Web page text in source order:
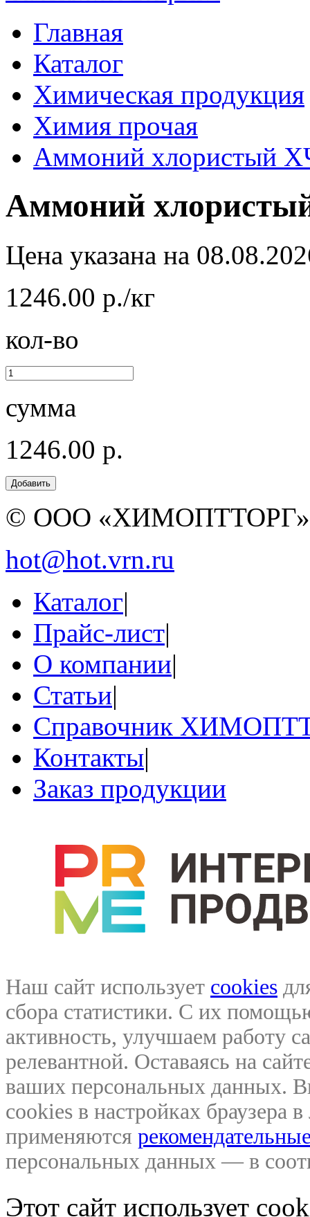
Главная
Каталог
Химическая продукция
Химия прочая
Аммоний хлористый
Аммоний
Цена указана на
1246.00 р./кг
кол-во
сумма
1246.00 р.
© ООО
hot@hot.vrn.ru
Каталог|
Прайс-лист|
О компании|
Статьи|
Справочник
Контакты|
Заказ продукции
Наш сайт использует cookies
сбора статистики. С их
активность, улучшаем работу
релевантной. Оставаясь на
ваших персональных данных.
cookies в настройках браузера
применяются
персональных данных — в
Этот сайт использует